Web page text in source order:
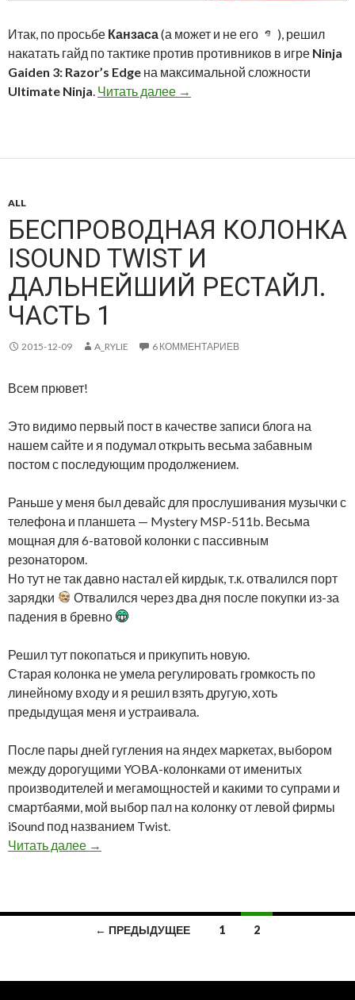
Итак, по просьбе Канзаса(а может и не его
), решил
накатать гайд по тактике против противников в игре Ninja
Gaiden 3: Razor’s Edge на максимальной сложности
Ultimate Ninja. Читать далее →
ALL
БЕСПРОВОДНАЯ КОЛОНКА
ISOUND TWIST И
ДАЛЬНЕЙШИЙ РЕСТАЙЛ.
ЧАСТЬ 1
2015-12-09 A_RYLIE 6 КОММЕНТАРИЕВ
Всем прювет!
Это видимо первый пост в качестве записи блога на
нашем сайте и я подумал открыть весьма забавным
постом с последующим продолжением.
Раньше у меня был девайс для прослушивания музычки с
телефона и планшета — Mystery MSP-511b. Весьма
мощная для 6-ватовой колонки с пассивным
резонатором.
Но тут не так давно настал ей кирдык, т.к. отвалился порт
зарядки
Отвалился через два дня после покупки из-за
падения в бревно
Решил тут покопаться и прикупить новую.
Старая колонка не умела регулировать громкость по
линейному входу и я решил взять другую, хоть
предыдущая меня и устраивала.
После пары дней гугления на яндех маркетах, выбором
между дорогущими YOBA-колонками от именитых
производителей и мегамощностей и какими то супрами и
смартбаями, мой выбор пал на колонку от левой фирмы
iSound под названием Twist.
Читать далее →
Навигация
записям
← ПРЕДЫДУЩЕЕ 1 2